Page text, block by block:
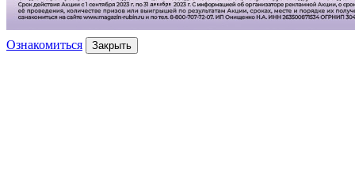
Ознакомиться Закрыть